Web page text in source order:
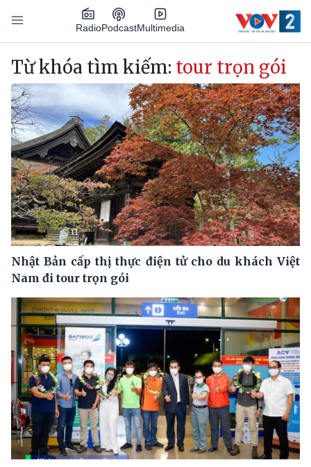
Nhảy đến nội dung
RadioPodcastMultimedia
Main navigation
Từ khóa tìm kiếm: tour trọn gói
Nhật Bản cấp thị thực điện tử cho du khách Việt
Nam đi tour trọn gói